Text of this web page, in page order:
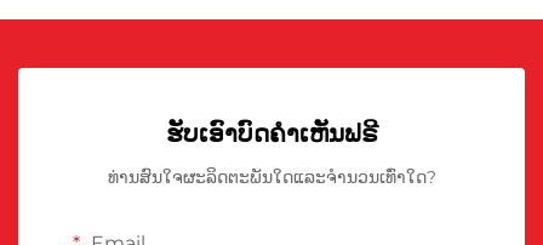
ຮັບເອົາບົດຄຳເຫັນຟຣີ
ທ່ານສົນໃຈຜະລິດຕະພັນໃດແລະຈຳນວນເທົ່າໃດ?